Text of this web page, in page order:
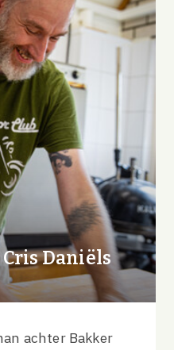
Daniëls
achter Bakker